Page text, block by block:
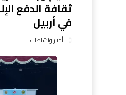
ثقافة الدفع
في أربيل
أخبار ونشاطات